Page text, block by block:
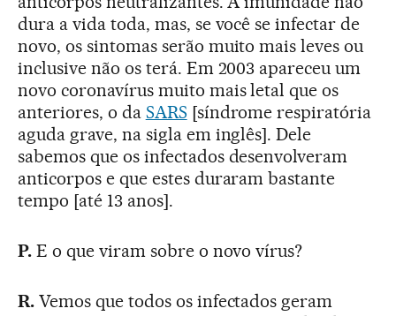
dura a vida toda, mas, se você se infectar de
novo, os sintomas serão muito mais leves ou
inclusive não os terá. Em 2003 apareceu um
novo coronavírus muito mais letal que os
anteriores, o da SARS [síndrome respiratória
aguda grave, na sigla em inglês]. Dele
sabemos que os infectados desenvolveram
anticorpos e que estes duraram bastante
tempo [até 13 anos].
P.E o que viram sobre o novo vírus?
R. Vemos que todos os infectados geram